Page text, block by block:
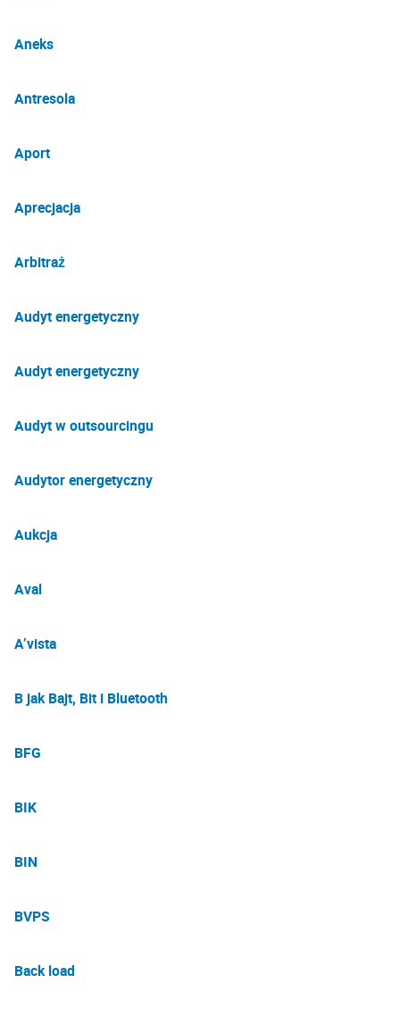
Aneks
Antresola
Aport
Aprecjacja
Arbitraż
Audyt energetyczny
Audyt energetyczny
Audyt w outsourcingu
Audytor energetyczny
Aukcja
Aval
A’vista
B jak Bajt, Bit i Bluetooth
BFG
BIK
BIN
BVPS
Back load